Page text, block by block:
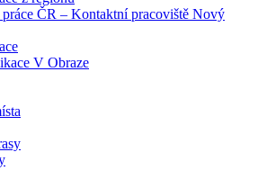
ČR – Kontaktní pracoviště Nový
V Obraze